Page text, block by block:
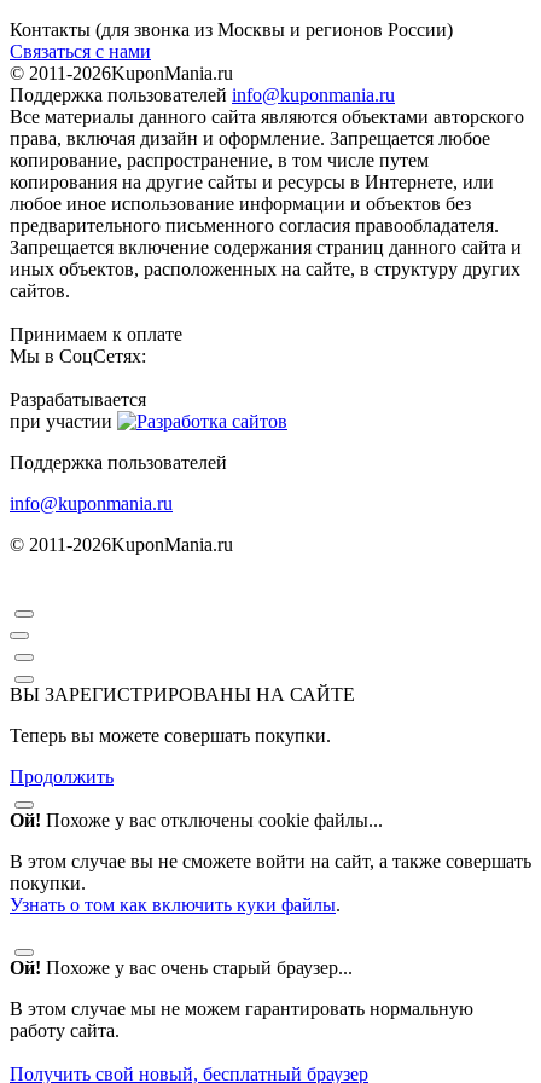
Контакты (для звонка из Москвы и регионов России)
Связаться с нами
© 2011-2026KuponMania.ru
Поддержка пользователей info@kuponmania.ru
Все материалы данного сайта являются объектами авторского
права, включая дизайн и оформление. Запрещается любое
копирование, распространение, в том числе путем
копирования на другие сайты и ресурсы в Интернете, или
любое иное использование информации и объектов без
предварительного письменного согласия правообладателя.
Запрещается включение содержания страниц данного сайта и
иных объектов, расположенных на сайте, в структуру других
сайтов.
Принимаем к оплате
Мы в СоцСетях:
Разрабатывается
при участии
Поддержка пользователей
info@kuponmania.ru
© 2011-2026KuponMania.ru
ВЫ ЗАРЕГИСТРИРОВАНЫ НА САЙТЕ
Теперь вы можете совершать покупки.
Продолжить
Ой! Похоже у вас отключены cookie файлы...
В этом случае вы не сможете войти на сайт, а также совершать
покупки.
Узнать о том как включить куки файлы.
Ой! Похоже у вас очень старый браузер...
В этом случае мы не можем гарантировать нормальную
работу сайта.
Получить свой новый, бесплатный браузер